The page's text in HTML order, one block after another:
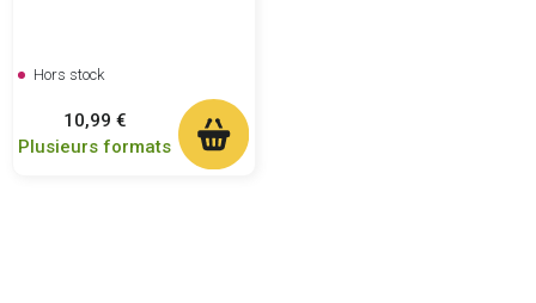
Hors stock
Prix
10,99 €
Plusieurs formats